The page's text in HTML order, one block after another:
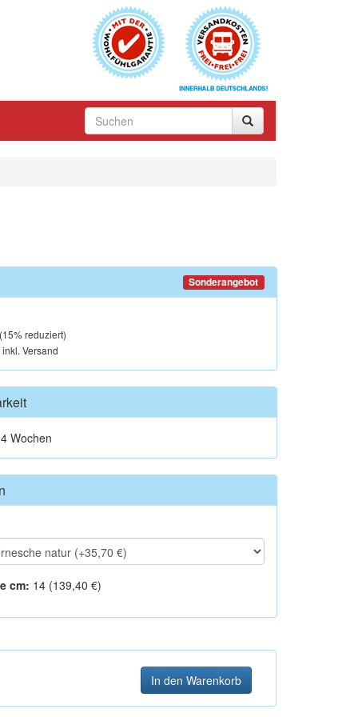
Sonderangebot
15% reduziert)
Versand
Wochen
cm: 14 (139,40 €)
In den Warenkorb